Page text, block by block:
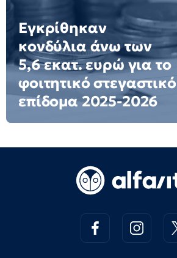
Εγκρίθηκαν
κονδύλια άνω των
5,6 εκατ. ευρώ για το
φοιτητικό στεγαστικό
επίδομα 2025-2026